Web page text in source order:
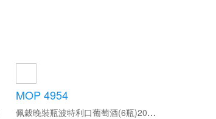
MOP 4954
佩穀晚裝瓶波特利口葡萄酒(6瓶)20% vol. 750ml/瓶